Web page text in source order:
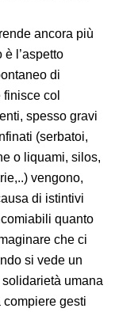
rende ancora
tipo è
spirito
spesse volte
di incidenti,
negli spazi
acque
spesso
tentativi di
quanto quasi
che ci sia